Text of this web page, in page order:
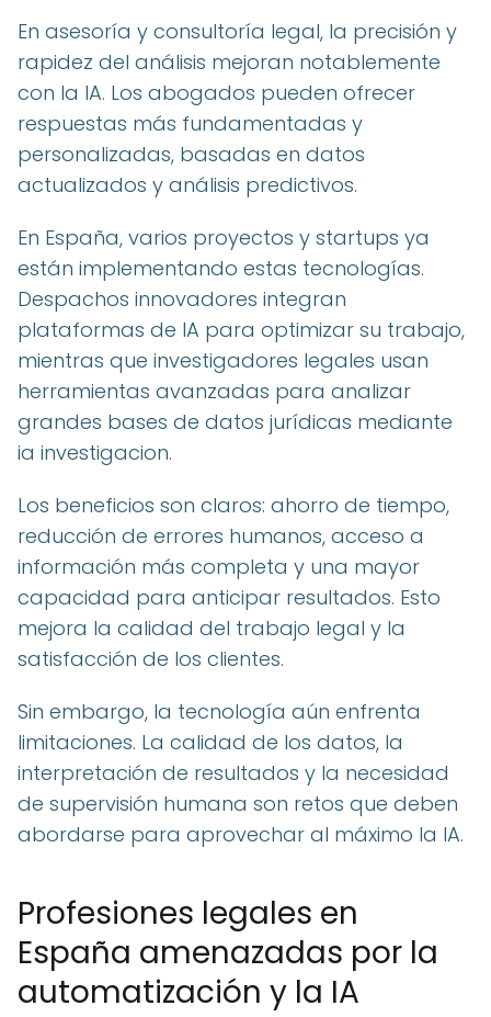
En asesoría y consultoría legal, la precisión y
rapidez del análisis mejoran notablemente
con la IA. Los abogados pueden ofrecer
respuestas más fundamentadas y
personalizadas, basadas en datos
actualizados y análisis predictivos.
En España, varios proyectos y startups ya
están implementando estas tecnologías.
Despachos innovadores integran
plataformas de IA para optimizar su trabajo,
mientras que investigadores legales usan
herramientas avanzadas para analizar
grandes bases de datos jurídicas mediante
ia investigacion.
Los beneficios son claros: ahorro de tiempo,
reducción de errores humanos, acceso a
información más completa y una mayor
capacidad para anticipar resultados. Esto
mejora la calidad del trabajo legal y la
satisfacción de los clientes.
Sin embargo, la tecnología aún enfrenta
limitaciones. La calidad de los datos, la
interpretación de resultados y la necesidad
de supervisión humana son retos que deben
abordarse para aprovechar al máximo la IA.
Profesiones legales en
España amenazadas por la
automatización y la IA